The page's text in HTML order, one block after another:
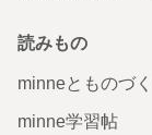
読みもの
minneとものづ
minne学習帖